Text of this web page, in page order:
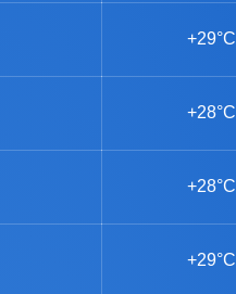
+29°C
+28°C
+28°C
+29°C